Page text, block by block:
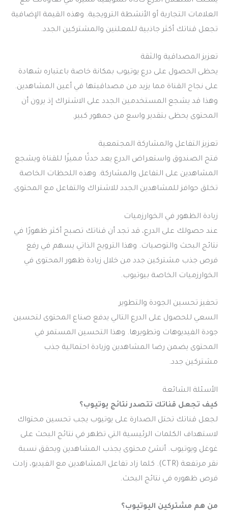
العلامات التجارية أو الأنشطة الترويجية. وهذه القيمة الإضافية
تجعل قناتك أكثر جاذبية للمعلنين والمشتركين الجدد.
تعزيز المصداقية والثقة
يحظى الحصول على درع يوتيوب بمكانة خاصة باعتباره شهادة
على نجاح القناة مما يزيد من مصداقيتها في أعين المشاهدين.
وهذا قد يشجع المستخدمين الجدد على الاشتراك إذ يرون أن
المحتوى يحظى بتقدير واسع من جمهور كبير.
تعزيز التفاعل والمشاركة المجتمعية
فتح الصندوق واستعراض الدرع يعد حدثًا مميزًا للقناة ويشجع
المشاهدين على التفاعل والمشاركة. وهذه اللحظات الخاصة
تخلق حوافز للمشاهدين الجدد للاشتراك والتفاعل مع المحتوى.
زيادة الظهور في الخوارزميات
عند حصولك على الدرع، قد تجد أن قناتك تصبح أكثر ظهورًا في
نتائج البحث والتوصيات. وهذا الترويج الذاتي يسهم في رفع
فرص جذب مشتركين جدد من خلال زيادة ظهور المحتوى في
الخوارزميات الخاصة بيوتيوب.
تحفيز تحسين الجودة والتطوير
السعي للحصول على الدرع التالي يدفع صناع المحتوى لتحسين
جودة الفيديوهات وتطويرها. وهذا التحسين المستمر في
المحتوى يضمن رضا المشاهدين وزيادة احتمالية جذب
مشتركين جدد.
الأسئلة الشائعة
كيف تجعل قناتك تتصدر نتائج يوتيوب؟
لجعل قناتك تحتل الصدارة على يوتيوب يجب تحسين محتواك
لاستهداف الكلمات الرئيسية التي تظهر في نتائج البحث على
غوغل ويوتيوب. أنشئ محتوى يجذب المشاهدين ويحقق نسبة
نقر مرتفعة (CTR). كلما زاد تفاعل المشاهدين مع الفيديو، زادت
فرص ظهوره في نتائج البحث.
من هم مشتركين اليوتيوب؟